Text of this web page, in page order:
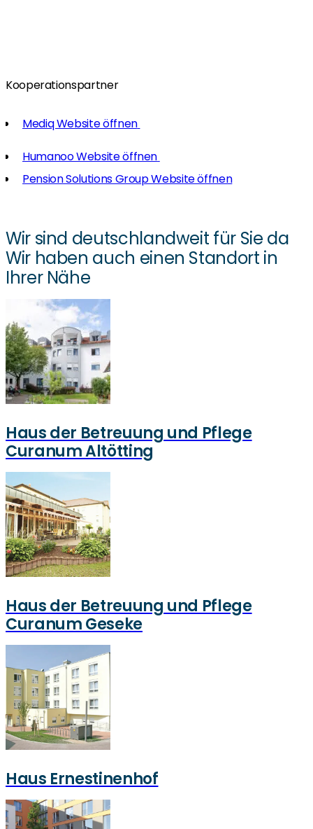
Kooperationspartner
Mediq Website öffnen
Humanoo Website öffnen
Pension Solutions Group Website öffnen
Wir sind deutschlandweit für Sie da
Wir haben auch einen Standort in
Ihrer Nähe
Haus der Betreuung und Pflege
Curanum Altötting
Haus der Betreuung und Pflege
Curanum Geseke
Haus Ernestinenhof